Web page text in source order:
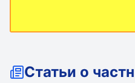
Статьи о